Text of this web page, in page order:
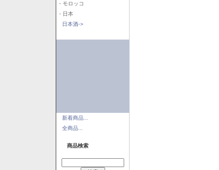
- モロッコ
- 日本
日本酒->
新着商品...
全商品...
商品検索